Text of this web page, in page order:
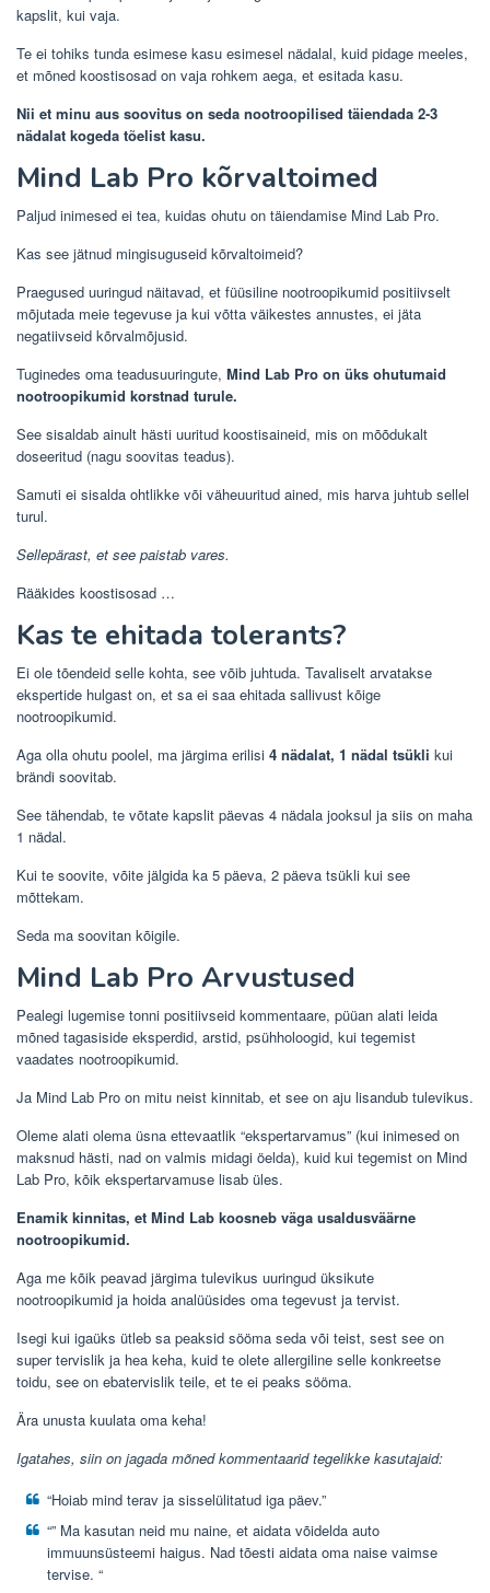
kapslit, kui vaja.
Te ei tohiks tunda esimese kasu esimesel nädalal, kuid pidage meeles,
et mõned koostisosad on vaja rohkem aega, et esitada kasu.
Nii et minu aus soovitus on seda nootroopilised täiendada 2-3
nädalat kogeda tõelist kasu.
Mind Lab Pro kõrvaltoimed
Paljud inimesed ei tea, kuidas ohutu on täiendamise Mind Lab Pro.
Kas see jätnud mingisuguseid kõrvaltoimeid?
Praegused uuringud näitavad, et füüsiline nootroopikumid positiivselt
mõjutada meie tegevuse ja kui võtta väikestes annustes, ei jäta
negatiivseid kõrvalmõjusid.
Tuginedes oma teadusuuringute, Mind Lab Pro on üks ohutumaid
nootroopikumid korstnad turule.
See sisaldab ainult hästi uuritud koostisaineid, mis on mõõdukalt
doseeritud (nagu soovitas teadus).
Samuti ei sisalda ohtlikke või väheuuritud ained, mis harva juhtub sellel
turul.
Sellepärast, et see paistab vares.
Rääkides koostisosad …
Kas te ehitada tolerants?
Ei ole tõendeid selle kohta, see võib juhtuda. Tavaliselt arvatakse
ekspertide hulgast on, et sa ei saa ehitada sallivust kõige
nootroopikumid.
Aga olla ohutu poolel, ma järgima erilisi 4 nädalat, 1 nädal tsükli kui
brändi soovitab.
See tähendab, te võtate kapslit päevas 4 nädala jooksul ja siis on maha
1 nädal.
Kui te soovite, võite jälgida ka 5 päeva, 2 päeva tsükli kui see
mõttekam.
Seda ma soovitan kõigile.
Mind Lab Pro Arvustused
Pealegi lugemise tonni positiivseid kommentaare, püüan alati leida
mõned tagasiside eksperdid, arstid, psühholoogid, kui tegemist
vaadates nootroopikumid.
Ja Mind Lab Pro on mitu neist kinnitab, et see on aju lisandub tulevikus.
Oleme alati olema üsna ettevaatlik “ekspertarvamus” (kui inimesed on
maksnud hästi, nad on valmis midagi öelda), kuid kui tegemist on Mind
Lab Pro, kõik ekspertarvamuse lisab üles.
Enamik kinnitas, et Mind Lab koosneb väga usaldusväärne
nootroopikumid.
Aga me kõik peavad järgima tulevikus uuringud üksikute
nootroopikumid ja hoida analüüsides oma tegevust ja tervist.
Isegi kui igaüks ütleb sa peaksid sööma seda või teist, sest see on
super tervislik ja hea keha, kuid te olete allergiline selle konkreetse
toidu, see on ebatervislik teile, et te ei peaks sööma.
Ära unusta kuulata oma keha!
Igatahes, siin on jagada mõned kommentaarid tegelikke kasutajaid:
“Hoiab mind terav ja sisselülitatud iga päev.”
“” Ma kasutan neid mu naine, et aidata võidelda auto
immuunsüsteemi haigus. Nad tõesti aidata oma naise vaimse
tervise. “